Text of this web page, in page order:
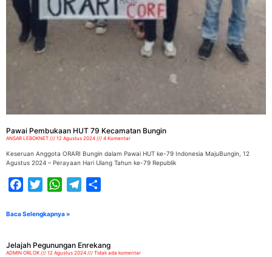
Pawai Pembukaan HUT 79 Kecamatan Bungin
ANSAR LEBOKNET 12 Agustus 2024 4 Komentar
Keseruan Anggota ORARI Bungin dalam Pawai HUT ke-79 Indonesia MajuBungin, 12
Agustus 2024 – Perayaan Hari Ulang Tahun ke-79 Republik
FacebookTwitterWhatsAppTelegram
Baca Selengkapnya »
Jelajah Pegunungan Enrekang
ADMIN ORLOK 12 Agustus 2024 Tidak ada komentar